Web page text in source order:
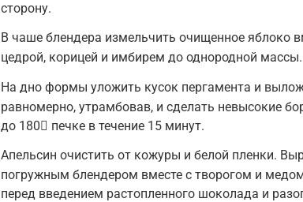
сторону.
В чаше блендера измельчить очищенное яблоко
цедрой, корицей и имбирем до однородной массы.
На дно формы уложить кусок пергамента и
равномерно, утрамбовав, и сделать невысокие
до 180 печке в течение 15 минут.
Апельсин очистить от кожуры и белой пленки.
погружным блендером вместе с творогом и
перед введением растопленного шоколада и